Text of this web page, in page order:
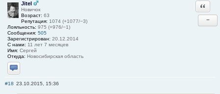
Jitel
Новичок
Возраст: 63
Репутация: 1074 (+1077/−3)
Лояльность: 975 (+976/−1)
Сообщения: 505
Зарегистрирован: 20.12.2014
С нами: 11 лет 7 месяцев
Имя: Сергей
Откуда: Новосибирская область
Отправить личное сообщение
−
#18 23.10.2015, 15:36